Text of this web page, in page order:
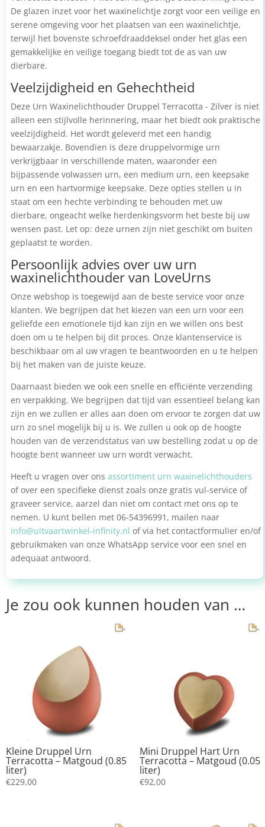
De glazen inzet voor het waxinelichtje zorgt voor een veilige en
serene omgeving voor het plaatsen van een waxinelichtje,
terwijl het bovenste schroefdraaddeksel onder het glas een
gemakkelijke en veilige toegang biedt tot de as van uw
dierbare.
Veelzijdigheid en Gehechtheid
Deze Urn Waxinelichthouder Druppel Terracotta - Zilver is niet
alleen een stijlvolle herinnering, maar het biedt ook praktische
veelzijdigheid. Het wordt geleverd met een handig
bewaarzakje. Bovendien is deze druppelvormige urn
verkrijgbaar in verschillende maten, waaronder een
bijpassende volwassen urn, een medium urn, een keepsake
urn en een hartvormige keepsake. Deze opties stellen u in
staat om een hechte verbinding te behouden met uw
dierbare, ongeacht welke herdenkingsvorm het beste bij uw
wensen past. Let op: deze urnen zijn niet geschikt om buiten
geplaatst te worden.
Persoonlijk advies over uw urn
waxinelichthouder van LoveUrns
Onze webshop is toegewijd aan de beste service voor onze
klanten. We begrijpen dat het kiezen van een urn voor een
geliefde een emotionele tijd kan zijn en we willen ons best
doen om u te helpen bij dit proces. Onze klantenservice is
beschikbaar om al uw vragen te beantwoorden en u te helpen
bij het maken van de juiste keuze.
Daarnaast bieden we ook een snelle en efficiënte verzending
en verpakking. We begrijpen dat tijd van essentieel belang kan
zijn en we zullen er alles aan doen om ervoor te zorgen dat uw
urn zo snel mogelijk bij u is. We zullen u ook op de hoogte
houden van de verzendstatus van uw bestelling zodat u op de
hoogte bent wanneer uw urn wordt verwacht.
Heeft u vragen over ons assortiment urn waxinelichthouders
of over een specifieke dienst zoals onze gratis vul-service of
graveer service, aarzel dan niet om contact met ons op te
nemen. U kunt bellen met 06-54396991, mailen naar
info@uitvaartwinkel-infinity.nl of via het contactformulier en/of
gebruikmaken van onze WhatsApp service voor een snel en
adequaat antwoord.
Je zou ook kunnen houden van …
Kleine Druppel Urn
Terracotta – Matgoud (0.85
liter)
€229,00
Mini Druppel Hart Urn
Terracotta – Matgoud (0.05
liter)
€92,00